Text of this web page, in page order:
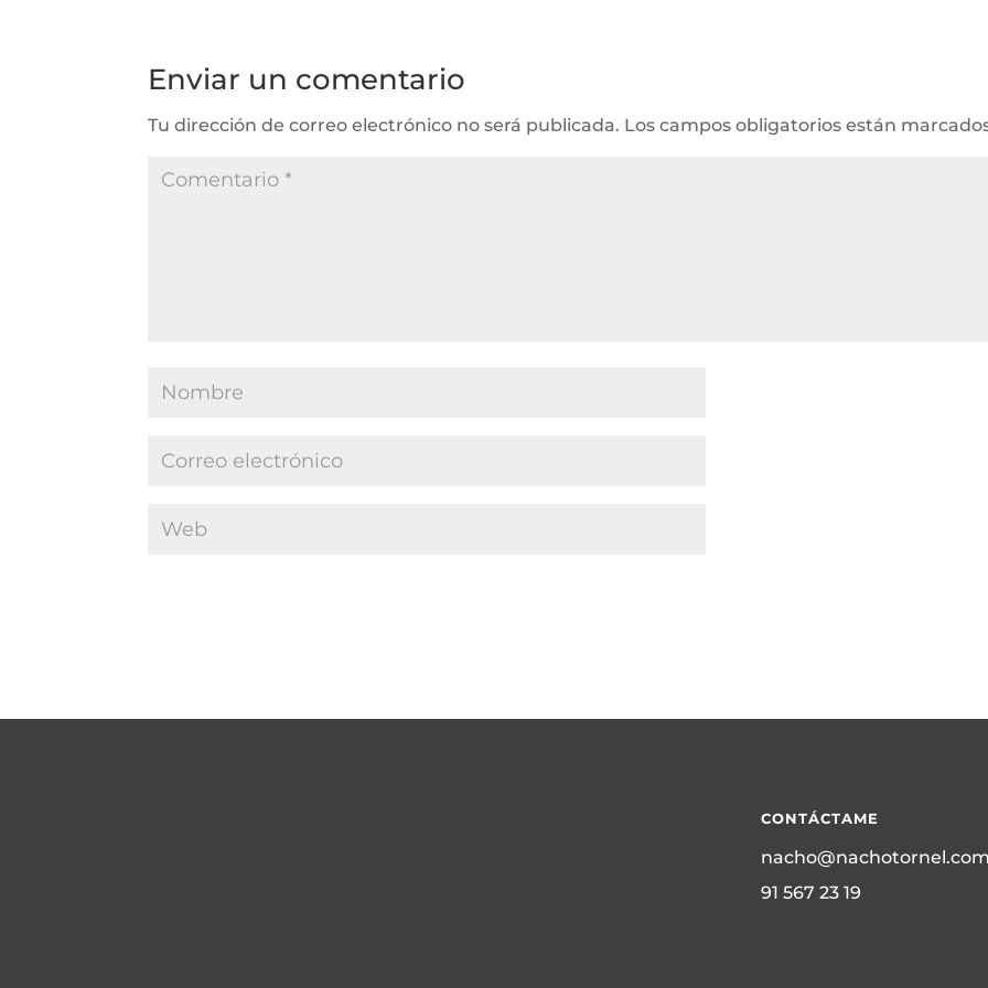
Enviar un comentario
Tu dirección de correo electrónico no será publicada. Los campos obligatorios están
CONTÁCTAME
nacho@nachotornel.com
91 567 23 19